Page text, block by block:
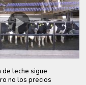
de leche sigue
no los precios